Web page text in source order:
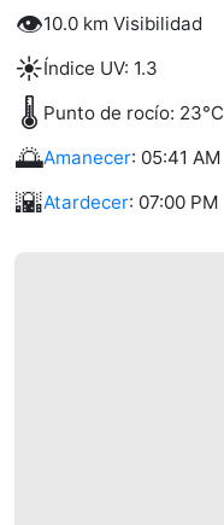
👁️10.0 km Visibilidad
☀️Índice UV: 1.3
🌡️ Punto de rocío: 23°C
🌅Amanecer: 05:41 AM
🌇Atardecer: 07:00 PM